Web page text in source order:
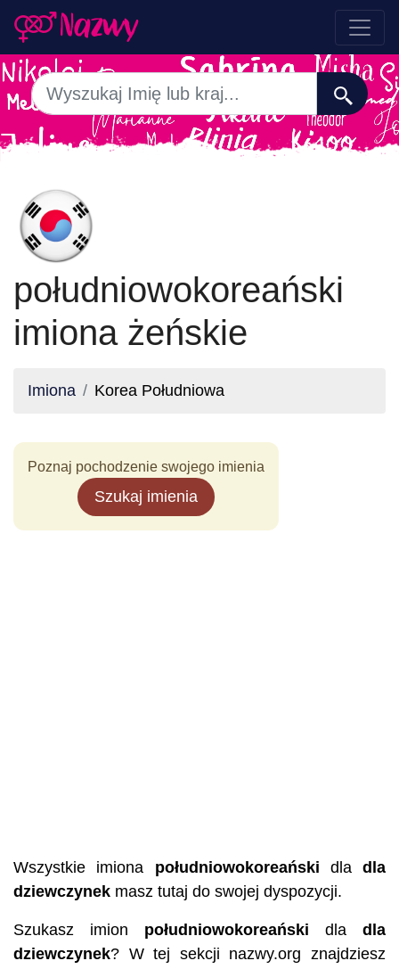
południowokoreański
imiona żeńskie
Imiona Korea Południowa
Poznaj pochodzenie swojego imienia
Szukaj imienia
Wszystkie imiona południowokoreański dla dla
dziewczynek masz tutaj do swojej dyspozycji.
Szukasz imion południowokoreański dla dla
dziewczynek? W tej sekcji nazwy.org znajdziesz